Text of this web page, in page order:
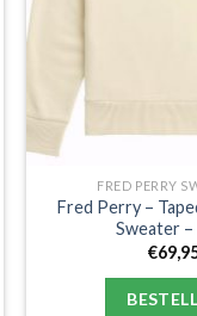
FRED PERRY
Fred Perry –
Sweater –
€